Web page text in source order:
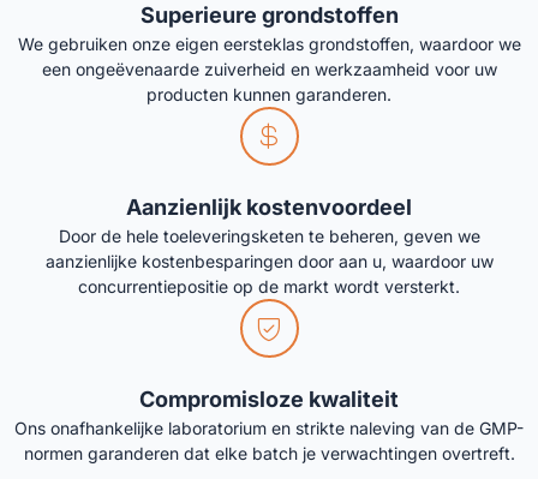
Superieure grondstoffen
We gebruiken onze eigen eersteklas grondstoffen, waardoor we
een ongeëvenaarde zuiverheid en werkzaamheid voor uw
producten kunnen garanderen.
Aanzienlijk kostenvoordeel
Door de hele toeleveringsketen te beheren, geven we
aanzienlijke kostenbesparingen door aan u, waardoor uw
concurrentiepositie op de markt wordt versterkt.
Compromisloze kwaliteit
Ons onafhankelijke laboratorium en strikte naleving van de GMP-
normen garanderen dat elke batch je verwachtingen overtreft.